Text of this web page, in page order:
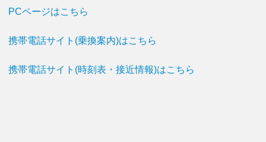
PCページはこちら
携帯電話サイト(乗換案内)はこちら
携帯電話サイト(時刻表・接近情報)はこちら